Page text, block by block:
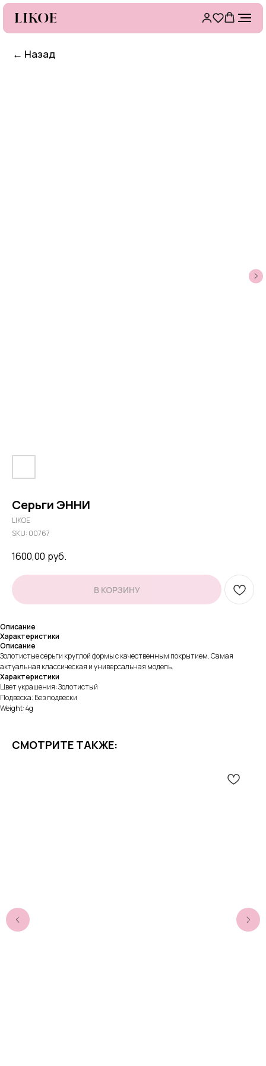
Серьги ЭННИ
LIKOE
SKU: 00767
1600,00 руб.
В КОРЗИНУ
Описание
Характеристики
Описание
Золотистые серьги круглой формы с качественным покрытием. Самая
актуальная классическая и универсальная модель.
Характеристики
Цвет украшения: Золотистый
Подвеска: Без подвески
Weight: 4g
СМОТРИТЕ ТАКЖЕ: